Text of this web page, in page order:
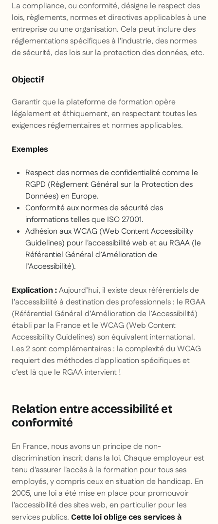
La compliance, ou conformité, désigne le respect des
lois, règlements, normes et directives applicables à une
entreprise ou une organisation. Cela peut inclure des
réglementations spécifiques à l'industrie, des normes
de sécurité, des lois sur la protection des données, etc.
Objectif
Garantir que la plateforme de formation opère
légalement et éthiquement, en respectant toutes les
exigences réglementaires et normes applicables.
Exemples
Respect des normes de confidentialité comme le
RGPD (Règlement Général sur la Protection des
Données) en Europe.
Conformité aux normes de sécurité des
informations telles que ISO 27001.
Adhésion aux WCAG (Web Content Accessibility
Guidelines) pour l'accessibilité web et au RGAA (le
Référentiel Général d’Amélioration de
l’Accessibilité).
Explication : Aujourd’hui, il existe deux référentiels de
l’accessibilité à destination des professionnels : le RGAA
(Référentiel Général d’Amélioration de l’Accessibilité)
établi par la France et le WCAG (Web Content
Accessibility Guidelines) son équivalent international.
Les 2 sont complémentaires : la complexité du WCAG
requiert des méthodes d'application spécifiques et
c’est là que le RGAA intervient !
Relation entre accessibilité et
conformité
En France, nous avons un principe de non-
discrimination inscrit dans la loi. Chaque employeur est
tenu d'assurer l'accès à la formation pour tous ses
employés, y compris ceux en situation de handicap. En
2005, une loi a été mise en place pour promouvoir
l'accessibilité des sites web, en particulier pour les
services publics. Cette loi oblige ces services à